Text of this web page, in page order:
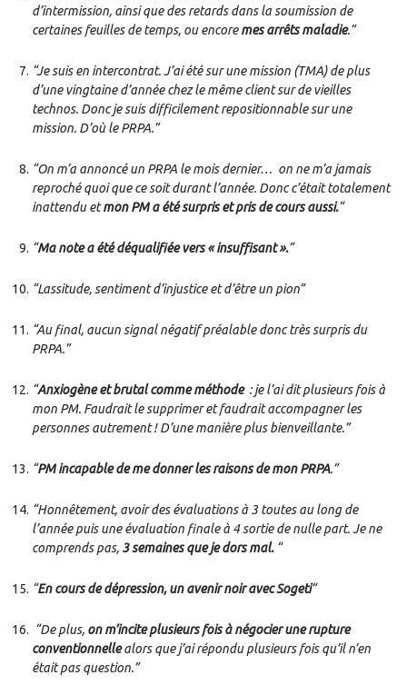
d’intermission, ainsi que des retards dans la soumission de
certaines feuilles de temps, ou encoremes arrêts maladie.”
“Je suis en intercontrat. J’ai été sur une mission (TMA) de plus
d’une vingtaine d’année chez le même client sur de vieilles
technos. Donc je suis difficilement repositionnable sur une
mission. D’où le PRPA.”
“On m’a annoncé un PRPA le mois dernier… on ne m’a jamais
reproché quoi que ce soit durant l’année. Donc c’était totalement
inattendu etmon PM a été surpris et pris de cours aussi.“
“Ma note a été déqualifiée vers « insuffisant ».“
“Lassitude, sentiment d’injustice et d’être un pion”
“Au final, aucun signal négatif préalable donc très surpris du
PRPA.”
“Anxiogène et brutal comme méthode : je l’ai dit plusieurs fois à
mon PM. Faudrait le supprimer et faudrait accompagner les
personnes autrement ! D’une manière plus bienveillante.”
“PM incapable de me donner les raisons de mon PRPA.”
“Honnêtement, avoir des évaluationsà 3 toutes au long de
l’année puis une évaluation finale à 4 sortie de nulle part. Je ne
comprends pas, 3 semaines que je dors mal.“
“En cours de dépression, un avenir noir avec Sogeti“
“De plus, on m’incite plusieurs fois à négocier une rupture
conventionnellealors que j’ai répondu plusieurs fois qu’il n’en
était pas question.”